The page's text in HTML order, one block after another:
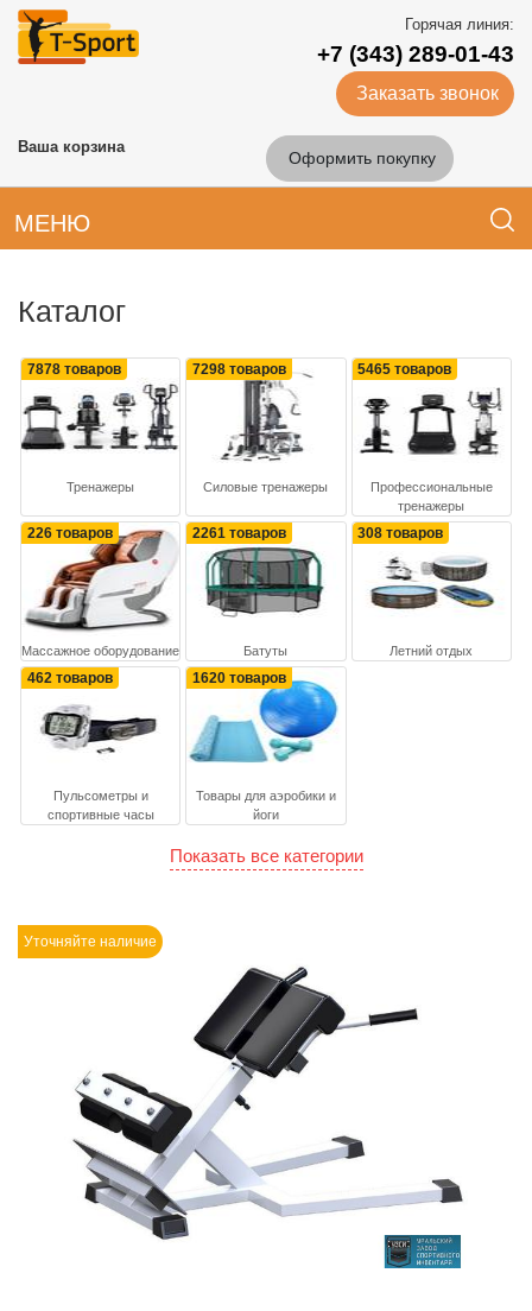
Горячая линия:
+7 (343) 289-01-43
Заказать звонок
Ваша корзина
Оформить покупку
МЕНЮ
Каталог
7878 товаров
Тренажеры
7298 товаров
Силовые тренажеры
5465 товаров
Профессиональные
тренажеры
226 товаров
Массажное оборудование
2261 товаров
Батуты
308 товаров
Летний отдых
462 товаров
Пульсометры и
спортивные часы
1620 товаров
Товары для аэробики и
йоги
Показать все категории
Уточняйте наличие